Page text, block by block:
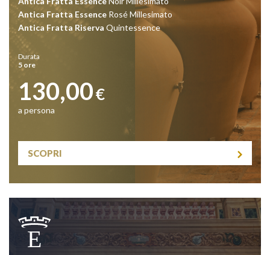
Antica Fratta Essence Rosé Millesimato
Antica Fratta Riserva Quintessence
Durata
5 ore
130,00€
a persona
SCOPRI
E